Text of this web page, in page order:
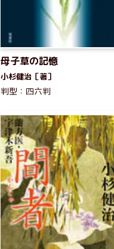
母子草の記憶
小杉健治［著］
判型：四六判